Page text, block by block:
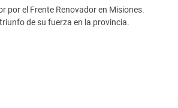
por el Frente Renovador en Misiones.
de su fuerza en la provincia.